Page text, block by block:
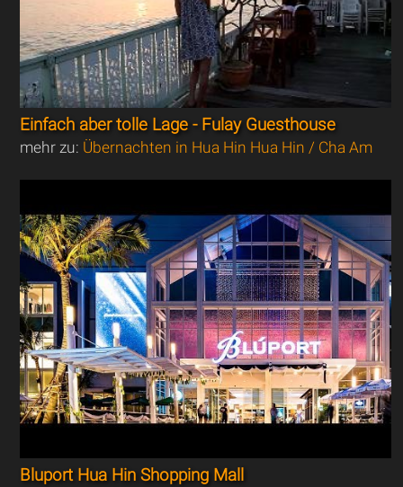
Einfach aber tolle Lage - Fulay Guesthouse
mehr zu: Übernachten in Hua Hin Hua Hin / Cha Am
Bluport Hua Hin Shopping Mall